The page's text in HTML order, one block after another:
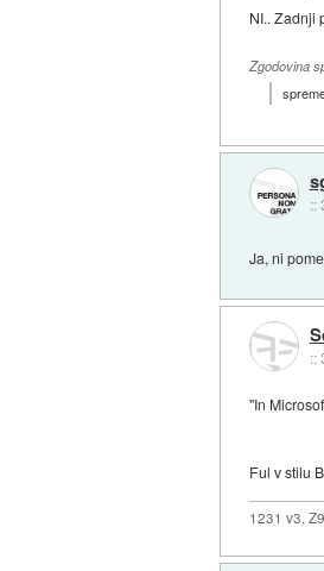
NI.. Zadnji
Zgodovina
::
Ja, ni
::
"In
Ful v stilu
1231 v3,